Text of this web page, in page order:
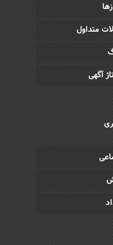
متداول
آگهی